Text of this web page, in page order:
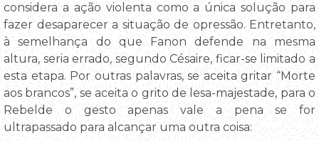
considera a ação violenta como a única solução para
fazer desaparecer a situação de opressão. Entretanto,
à semelhança do que Fanon defende na mesma
altura, seria errado, segundo Césaire, ficar-se limitado a
esta etapa. Por outras palavras, se aceita gritar “Morte
aos brancos”, se aceita o grito de lesa-majestade, para o
Rebelde o gesto apenas vale a pena se for
ultrapassado para alcançar uma outra coisa: